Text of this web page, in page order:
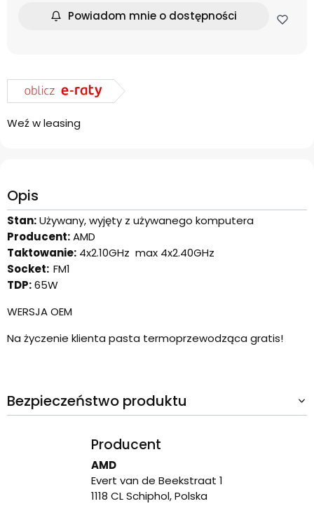
Powiadom mnie o dostępności
Weź w leasing
Opis
Stan:Używany, wyjęty z używanego komputera
Producent:AMD
Taktowanie: 4x2.10GHz max 4x2.40GHz
Socket: FM1
TDP:65W
WERSJA OEM
Na życzenie klienta pasta termoprzewodząca gratis!
Bezpieczeństwo produktu
Producent
AMD
Evert van de Beekstraat 1
1118 CL Schiphol, Polska